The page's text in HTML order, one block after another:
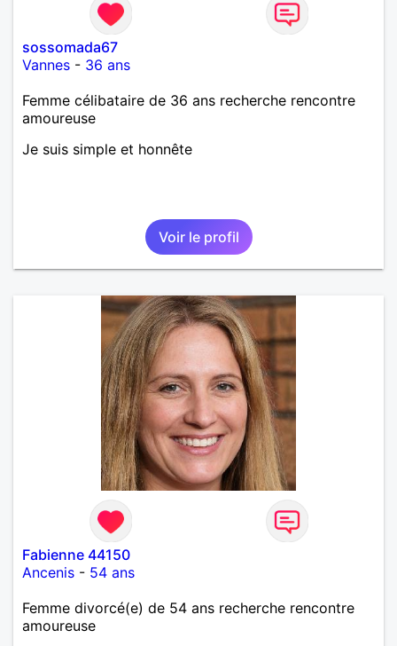
sossomada67
Vannes - 36 ans
Femme célibataire de 36 ans recherche rencontre
amoureuse
Je suis simple et honnête
Voir le profil
Fabienne 44150
Ancenis - 54 ans
Femme divorcé(e) de 54 ans recherche rencontre
amoureuse